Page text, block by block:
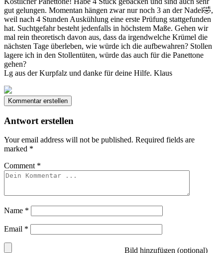
gut gelungen. Momentan hängen zwar nur noch 3 an der Nadel🤣,
weil nach 4 Stunden Auskühlung eine erste Prüfung stattgefunden
hat. Suchtgefahr besteht jedenfalls in höchstem Maße. Gehen wir
mal rein theoretisch davon aus, dass da irgendwelche Krümel die
nächsten Tage überleben, wie würde ich die aufbewahren? Stollen
lagere ich in den Stollentüten, würde das auch für die Panettone
gehen?
Lg aus der Kurpfalz und danke für deine Hilfe. Klaus
Kommentar erstellen
Antwort erstellen
Your email address will not be published. Required fields are
marked *
Comment *
Name *
Email *
Bild hinzufügen (optional)